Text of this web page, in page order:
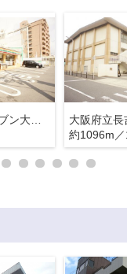
セブンーイレブン大阪長吉出戸２丁目店
大阪府立
約1096m